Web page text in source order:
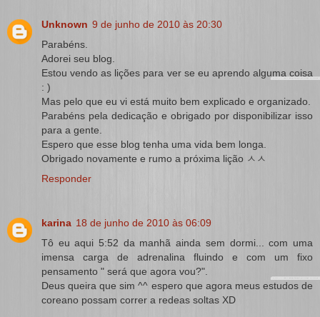
Unknown 9 de junho de 2010 às 20:30
Parabéns.
Adorei seu blog.
Estou vendo as lições para ver se eu aprendo alguma coisa
: )
Mas pelo que eu vi está muito bem explicado e organizado.
Parabéns pela dedicação e obrigado por disponibilizar isso
para a gente.
Espero que esse blog tenha uma vida bem longa.
Obrigado novamente e rumo a próxima lição ㅅㅅ
Responder
karina 18 de junho de 2010 às 06:09
Tô eu aqui 5:52 da manhã ainda sem dormi... com uma
imensa carga de adrenalina fluindo e com um fixo
pensamento " será que agora vou?".
Deus queira que sim ^^ espero que agora meus estudos de
coreano possam correr a redeas soltas XD